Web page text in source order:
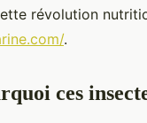
révolution
.
ces